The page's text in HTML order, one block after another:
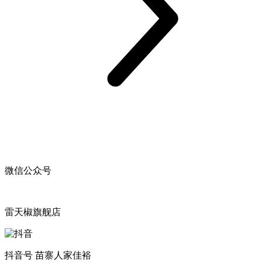
微信公众号
雷天椒旗舰店
抖音号 苗寨人家佳裕